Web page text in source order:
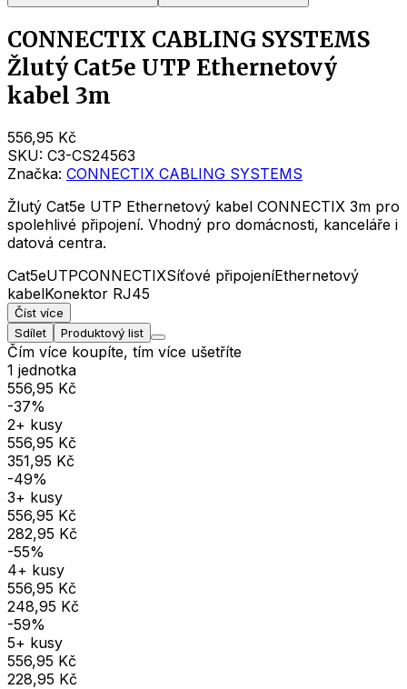
CONNECTIX CABLING SYSTEMS
Žlutý Cat5e UTP Ethernetový
kabel 3m
556,95 Kč
SKU: C3-CS24563
Značka: CONNECTIX CABLING SYSTEMS
Žlutý Cat5e UTP Ethernetový kabel CONNECTIX 3m pro
spolehlivé připojení. Vhodný pro domácnosti, kanceláře i
datová centra.
Cat5eUTPCONNECTIXSíťové připojeníEthernetový
kabelKonektor RJ45
Číst více
Sdílet
Produktový list
Čím více koupíte, tím více ušetříte
1 jednotka
556,95 Kč
-37%
2+ kusy
556,95 Kč
351,95 Kč
-49%
3+ kusy
556,95 Kč
282,95 Kč
-55%
4+ kusy
556,95 Kč
248,95 Kč
-59%
5+ kusy
556,95 Kč
228,95 Kč